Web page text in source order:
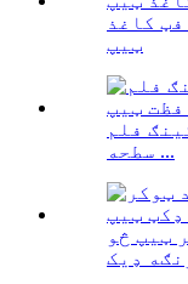
کاغذ
ټیپ
فلم
سطحه ...
ټیپ څو